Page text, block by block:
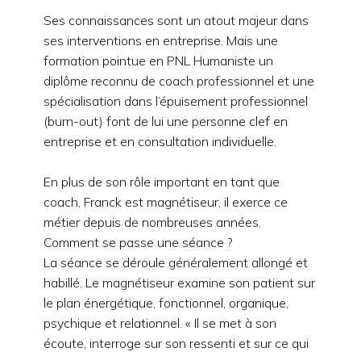
Ses connaissances sont un atout majeur dans
ses interventions en entreprise. Mais une
formation pointue en PNL Humaniste un
diplôme reconnu de coach professionnel et une
spécialisation dans l’épuisement professionnel
(burn-out) font de lui une personne clef en
entreprise et en consultation individuelle.
En plus de son rôle important en tant que
coach, Franck est magnétiseur, il exerce ce
métier depuis de nombreuses années.
Comment se passe une séance ?
La séance se déroule généralement allongé et
habillé. Le magnétiseur examine son patient sur
le plan énergétique, fonctionnel, organique,
psychique et relationnel. « Il se met à son
écoute, interroge sur son ressenti et sur ce qui